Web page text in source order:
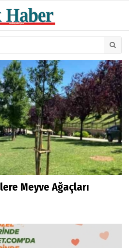
Köşe
Yazarları
Video
Galeri
Foto
Galeri
Künye
İletişim
Çerez
Politikası
Gizlilik
İlkeleri
Meyve Ağaçları